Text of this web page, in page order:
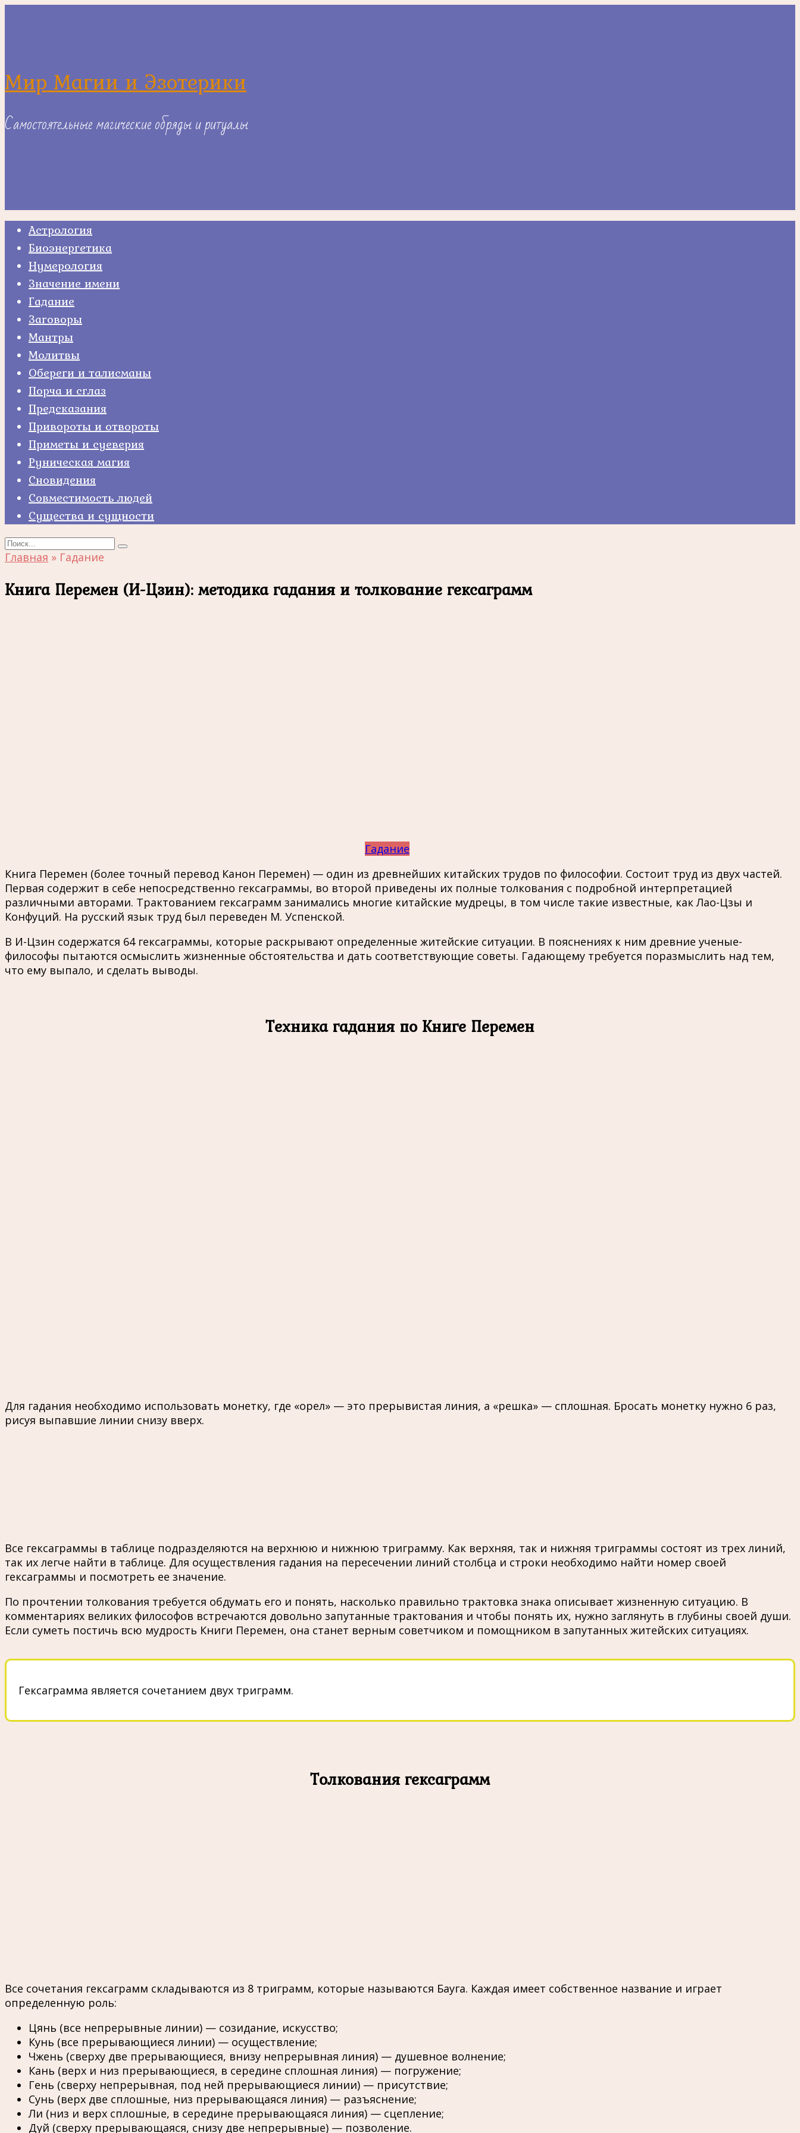
Мир Магии и Эзотерики
Самостоятельные магические обряды и ритуалы
Астрология
Биоэнергетика
Нумерология
Значение имени
Гадание
Заговоры
Мантры
Молитвы
Обереги и талисманы
Порча и сглаз
Предсказания
Привороты и отвороты
Приметы и суеверия
Руническая магия
Сновидения
Совместимость людей
Существа и сущности
Search
for:
Главная » Гадание
Книга Перемен (И-Цзин): методика гадания и толкование гексаграмм
Гадание
Книга Перемен (более точный перевод Канон Перемен) — один из древнейших китайских трудов по философии. Состоит труд из двух частей.
Первая содержит в себе непосредственно гексаграммы, во второй приведены их полные толкования с подробной интерпретацией
различными авторами. Трактованием гексаграмм занимались многие китайские мудрецы, в том числе такие известные, как Лао-Цзы и
Конфуций. На русский язык труд был переведен М. Успенской.
В И-Цзин содержатся 64 гексаграммы, которые раскрывают определенные житейские ситуации. В пояснениях к ним древние ученые-
философы пытаются осмыслить жизненные обстоятельства и дать соответствующие советы. Гадающему требуется поразмыслить над тем,
что ему выпало, и сделать выводы.
Техника гадания по Книге Перемен
Для гадания необходимо использовать монетку, где «орел» — это прерывистая линия, а «решка» — сплошная. Бросать монетку нужно 6 раз,
рисуя выпавшие линии снизу вверх.
Все гексаграммы в таблице подразделяются на верхнюю и нижнюю триграмму. Как верхняя, так и нижняя триграммы состоят из трех линий,
так их легче найти в таблице. Для осуществления гадания на пересечении линий столбца и строки необходимо найти номер своей
гексаграммы и посмотреть ее значение.
По прочтении толкования требуется обдумать его и понять, насколько правильно трактовка знака описывает жизненную ситуацию. В
комментариях великих философов встречаются довольно запутанные трактования и чтобы понять их, нужно заглянуть в глубины своей души.
Если суметь постичь всю мудрость Книги Перемен, она станет верным советчиком и помощником в запутанных житейских ситуациях.
Гексаграмма является сочетанием двух триграмм.
Толкования гексаграмм
Все сочетания гексаграмм складываются из 8 триграмм, которые называются Бауга. Каждая имеет собственное название и играет
определенную роль:
Цянь (все непрерывные линии) — созидание, искусство;
Кунь (все прерывающиеся линии) — осуществление;
Чжень (сверху две прерывающиеся, внизу непрерывная линия) — душевное волнение;
Кань (верх и низ прерывающиеся, в середине сплошная линия) — погружение;
Гень (сверху непрерывная, под ней прерывающиеся линии) — присутствие;
Сунь (верх две сплошные, низ прерывающаяся линия) — разъяснение;
Ли (низ и верх сплошные, в середине прерывающаяся линия) — сцепление;
Дуй (сверху прерывающаяся, снизу две непрерывные) — позволение.